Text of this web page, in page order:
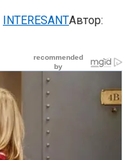
INTERESANTАвтор: